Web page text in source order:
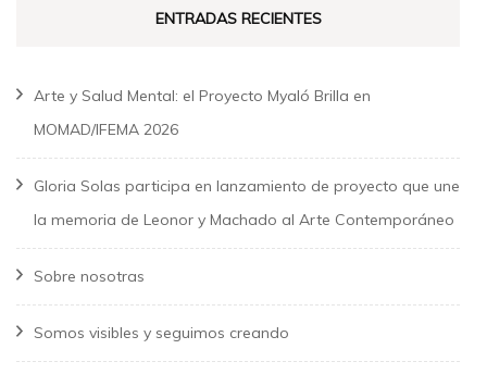
ENTRADAS RECIENTES
Arte y Salud Mental: el Proyecto Myaló Brilla en
MOMAD/IFEMA 2026
Gloria Solas participa en lanzamiento de proyecto que une
la memoria de Leonor y Machado al Arte Contemporáneo
Sobre nosotras
Somos visibles y seguimos creando